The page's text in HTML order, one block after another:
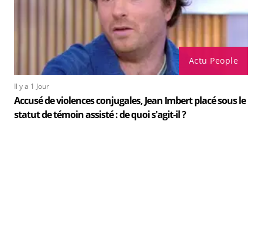
Actu People
Il y a 1 Jour
Accusé de violences conjugales, Jean Imbert placé sous le
statut de témoin assisté : de quoi s'agit-il ?